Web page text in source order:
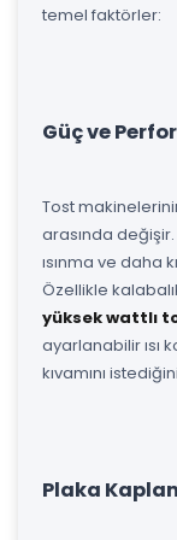
temel faktörler:
Güç ve
Tost
arasında
ısınma ve daha
Özellikle
yüksek wattlı
ayarlanabilir ısı
kıvamını
Plaka